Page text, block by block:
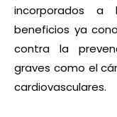
incorporados
beneficios ya
contra la
graves como el
cardiovasculares.